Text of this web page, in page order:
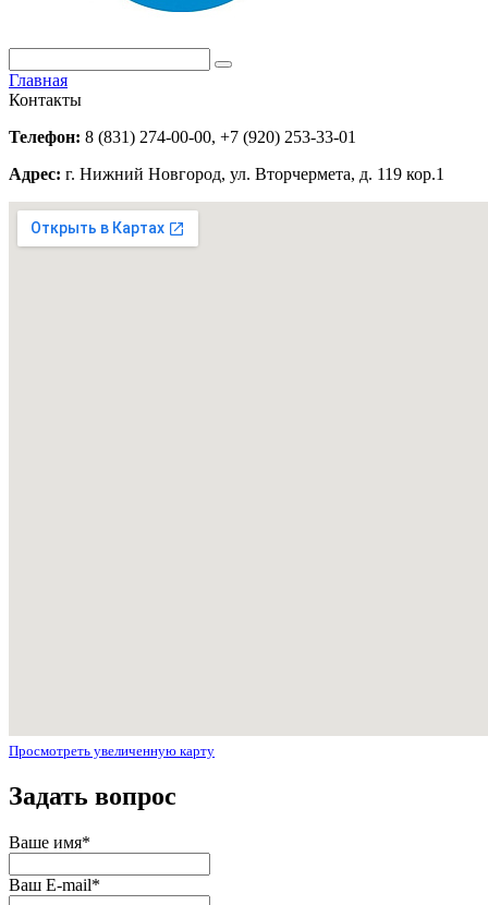
Главная
Контакты
Телефон: 8 (831) 274-00-00, +7 (920) 253-33-01
Адрес: г. Нижний Новгород, ул. Вторчермета, д. 119 кор.1
Просмотреть увеличенную карту
Задать вопрос
Ваше имя*
Ваш E-mail*